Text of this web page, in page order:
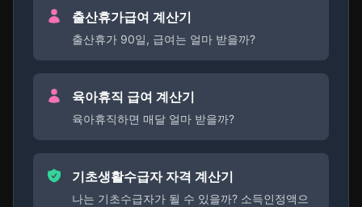
출산휴가급여 계산기
출산휴가 90일, 급여는 얼마 받을까?
육아휴직 급여 계산기
육아휴직하면 매달 얼마 받을까?
기초생활수급자 자격 계산기
나는 기초수급자가 될 수 있을까? 소득인정액으